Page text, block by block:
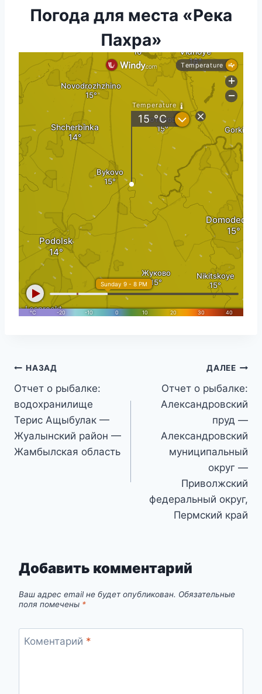
Погода для места «Река
Пахра»
Навигация
по
записям
НАЗАД
Отчет о рыбалке:
водохранилище
Терис Ащыбулак —
Жуалынский район —
Жамбылская область
ДАЛЕЕ
Отчет о рыбалке:
Александровский
пруд —
Александровский
муниципальный
округ —
Приволжский
федеральный округ,
Пермский край
Добавить комментарий
Ваш адрес email не будет опубликован. Обязательные
поля помечены *
Коментарий *